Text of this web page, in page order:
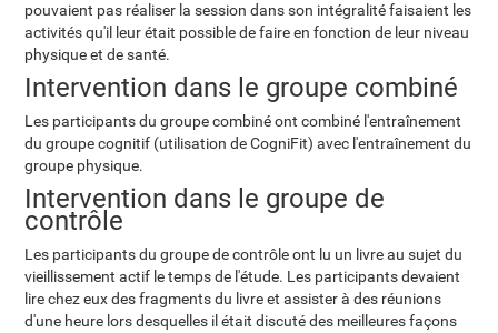
pouvaient pas réaliser la session dans son intégralité faisaient les
activités qu'il leur était possible de faire en fonction de leur niveau
physique et de santé.
Intervention dans le groupe combiné
Les participants du groupe combiné ont combiné l'entraînement
du groupe cognitif (utilisation de CogniFit) avec l'entraînement du
groupe physique.
Intervention dans le groupe de
contrôle
Les participants du groupe de contrôle ont lu un livre au sujet du
vieillissement actif le temps de l'étude. Les participants devaient
lire chez eux des fragments du livre et assister à des réunions
d'une heure lors desquelles il était discuté des meilleures façons